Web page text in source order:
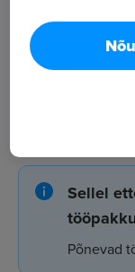
Vaatamised
Sellel
Põnevad